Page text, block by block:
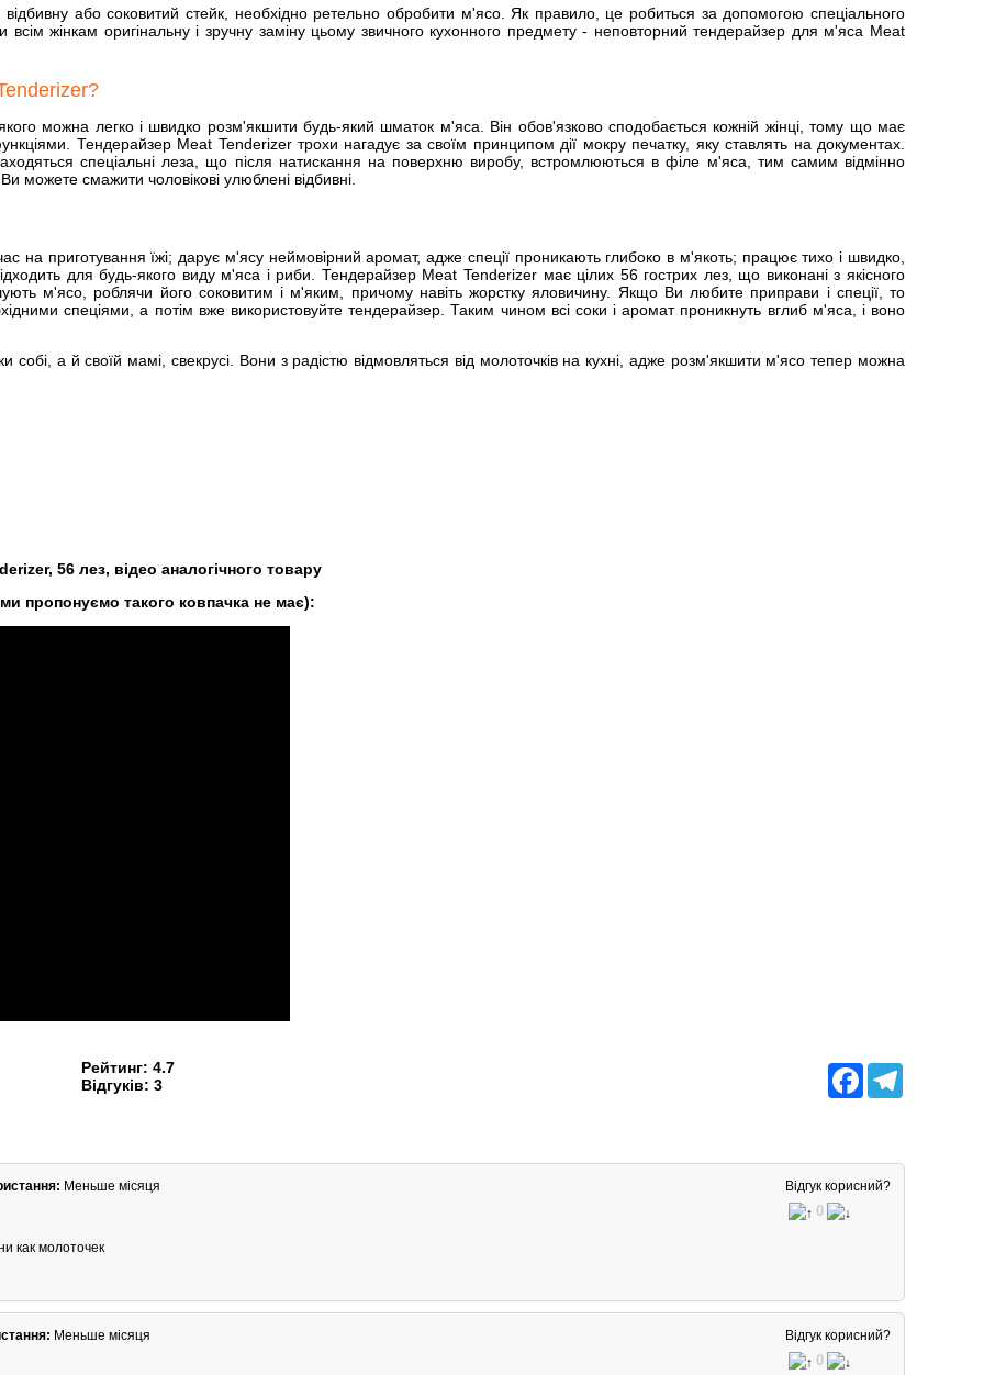
або соковитий стейк, необхідно ретельно обробити м'ясо. Як правило, це робиться за допомогою спеціального
жінкам оригінальну і зручну заміну цьому звичного кухонного предмету - неповторний тендерайзер для м'яса Meat
можна легко і швидко розм'якшити будь-який шматок м'яса. Він обов'язково сподобається кожній жінці, тому що має
Тендерайзер Meat Tenderizer трохи нагадує за своїм принципом дії мокру печатку, яку ставлять на документах.
спеціальні леза, що після натискання на поверхню виробу, встромлюються в філе м'яса, тим самим відмінно
можете смажити чоловікові улюблені відбивні.
на приготування їжі; дарує м'ясу неймовірний аромат, адже спеції проникають глибоко в м'якоть; працює тихо і швидко,
для будь-якого виду м'яса і риби. Тендерайзер Meat Tenderizer має цілих 56 гострих лез, що виконані з якісного
м'ясо, роблячи його соковитим і м'яким, причому навіть жорстку яловичину. Якщо Ви любите приправи і спеції, то
спеціями, а потім вже використовуйте тендерайзер. Таким чином всі соки і аромат проникнуть вглиб м'яса, і воно
собі, а й своїй мамі, свекрусі. Вони з радістю відмовляться від молоточків на кухні, адже розм'якшити м'ясо тепер можна
56 лез, відео аналогічного товару
пропонуємо такого ковпачка не має):
Facebook
Рейтинг: 4.7
Відгуків: 3
Меньше місяця Відгук корисний?
0
как молоточек
Меньше місяця Відгук корисний?
0